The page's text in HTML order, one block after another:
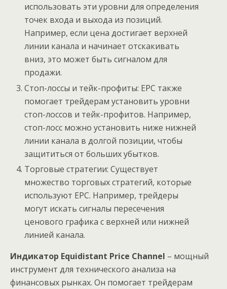
использовать эти уровни для определения
точек входа и выхода из позиций.
Например, если цена достигает верхней
линии канала и начинает отскакивать
вниз, это может быть сигналом для
продажи.
Стоп-лоссы и тейк-профиты: EPC также
помогает трейдерам установить уровни
стоп-лоссов и тейк-профитов. Например,
стоп-лосс можно установить ниже нижней
линии канала в долгой позиции, чтобы
защититься от больших убытков.
Торговые стратегии: Существует
множество торговых стратегий, которые
используют EPC. Например, трейдеры
могут искать сигналы пересечения
ценового графика с верхней или нижней
линией канала.
Индикатор Equidistant Price Channel – мощный
инструмент для технического анализа на
финансовых рынках. Он помогает трейдерам